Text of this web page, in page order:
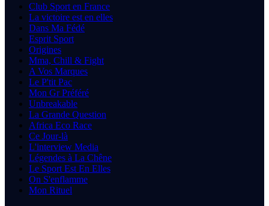
Club Sport en France
La victoire est en elles
Dans Ma Fédé
Esprit Sport
Origines
Mma, Chill & Fight
A Vos Marques
Le P'tit Pac
Mon Gr Préféré
Unbreakable
La Grande Question
Africa Eco Race
Ce Jour-là
L'interview Media
Légendes à La Chêne
Le Sport Est En Elles
On S'enflamme
Mon Rituel